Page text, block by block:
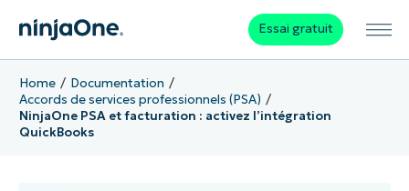
Essai gratuit
Home
Documentation
Accords de services professionnels (PSA)
NinjaOne PSA et facturation : activez l’intégration
QuickBooks